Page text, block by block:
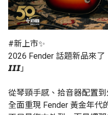
#新上市✨
2026 Fender 話題新品來
𝙄𝙄𝙄」
從琴頸手感、拾音器配置
全面重現 Fender 黃金年代